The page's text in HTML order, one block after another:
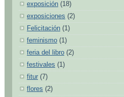
exposición (18)
exposiciones (2)
Felicitación (1)
feminismo (1)
feria del libro (2)
festivales (1)
fitur (7)
flores (2)